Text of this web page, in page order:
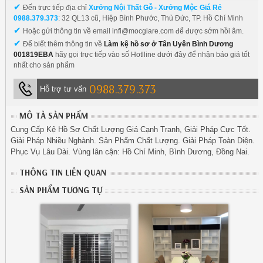
✔ Đến trực tiếp địa chỉ Xưởng Nội Thất Gỗ - Xưởng Mộc Giá Rẻ
0988.379.373: 32 QL13 cũ, Hiệp Bình Phước, Thủ Đức, TP. Hồ Chí Minh
✔ Hoặc gửi thông tin về email infi@mocgiare.com để được sớm hồi âm.
✔ Để biết thêm thông tin về Làm kệ hồ sơ ở Tân Uyên Bình Dương
001819EBAhãy gọi trực tiếp vào số Hotlline dưới đây để nhận báo giá tốt
nhất cho sản phẩm
Hỗ trợ tư vấn 0988.379.373
MÔ TẢ SẢN PHẨM
Cung Cấp Kệ Hồ Sơ Chất Lượng Giá Cạnh Tranh, Giải Pháp Cực Tốt.
Giải Pháp Nhiều Nghành. Sản Phẩm Chất Lượng. Giải Pháp Toàn Diện.
Phục Vụ Lâu Dài. Vùng lân cận: Hồ Chí Minh, Bình Dương, Đồng Nai.
THÔNG TIN LIÊN QUAN
SẢN PHẨM TƯƠNG TỰ